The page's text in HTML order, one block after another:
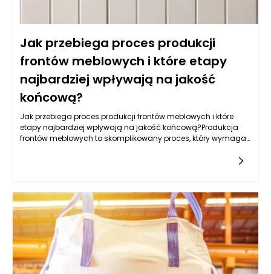
Jak przebiega proces produkcji
frontów meblowych i które etapy
najbardziej wpływają na jakość
końcową?
Jak przebiega proces produkcji frontów meblowych i które
etapy najbardziej wpływają na jakość końcową?Produkcja
frontów meblowych to skomplikowany proces, który wymaga